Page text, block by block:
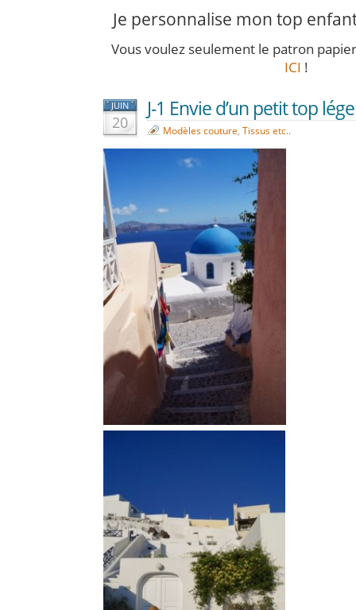
Je personnalise mon top
Vous voulez seulement le patron
ICI !
JUIN
20
J-1 Envie d’un petit top
Modèles couture, Tissus etc..